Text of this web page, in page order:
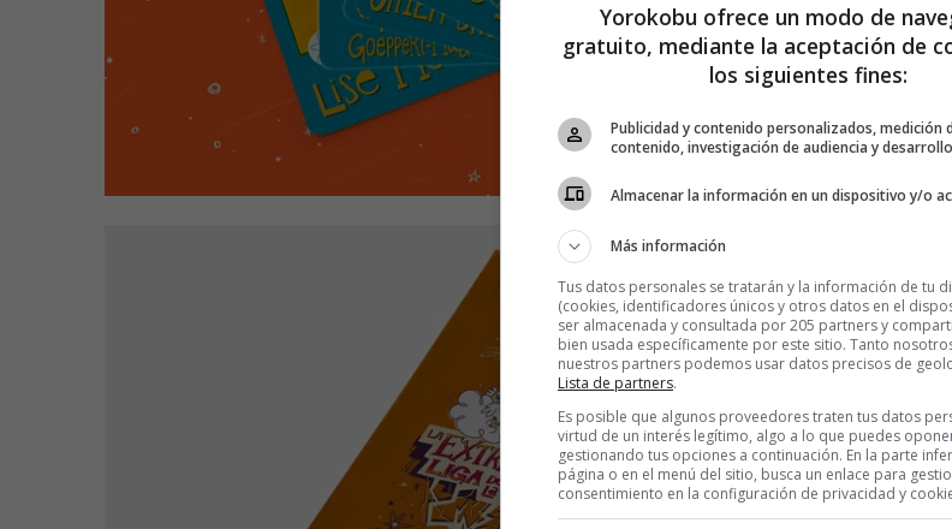
Yorokobu ofrece un modo de
gratuito, mediante la aceptación de
los siguientes fines:
Publicidad y contenido personalizados, medición
contenido, investigación de audiencia y
Almacenar la información en un dispositivo y/o
Más información
Tus datos personales se tratarán y la información de tu
(cookies, identificadores únicos y otros datos en el
ser almacenada y consultada por 205 partners y
bien usada específicamente por este sitio. Tanto
nuestros partners podemos usar datos precisos de
Lista de partners.
Es posible que algunos proveedores traten tus datos
virtud de un interés legítimo, algo a lo que puedes
gestionando tus opciones a continuación. En la parte
página o en el menú del sitio, busca un enlace para
consentimiento en la configuración de privacidad y